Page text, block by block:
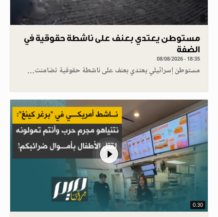
مستوطن يعتدي بعنف على ناشطة حقوقية في
الضفة
08/08/2026 - 18:35
مستوطن إسرائيلي يعتدي بعنف على ناشطة حقوقية تضامنت…
0.30